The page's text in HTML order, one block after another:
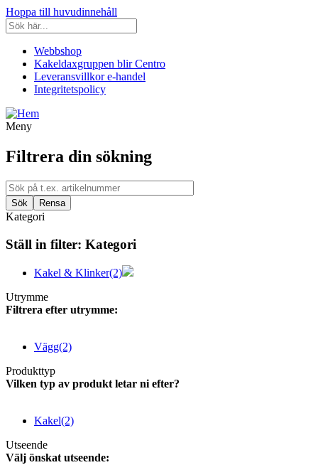
Hoppa till huvudinnehåll
Webbshop
Kakeldaxgruppen blir Centro
Leveransvillkor e-handel
Integritetspolicy
Meny
Filtrera din sökning
Kategori
Ställ in filter: Kategori
Kakel & Klinker(2)
Utrymme
Filtrera efter utrymme:
Vägg(2)
Produkttyp
Vilken typ av produkt letar ni efter?
Kakel(2)
Utseende
Välj önskat utseende: